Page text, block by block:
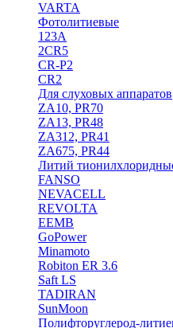
VARTA
Фотолитиевые
123A
2CR5
CR-P2
CR2
Для слуховых аппаратов
ZA10, PR70
ZA13, PR48
ZA312, PR41
ZA675, PR44
Литий
FANSO
NEVACELL
REVOLTA
EEMB
GoPower
Minamoto
Robiton ER 3.6
Saft LS
TADIRAN
SunMoon
Полифторуглерод-